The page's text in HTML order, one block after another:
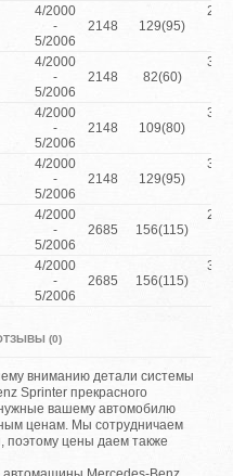
4/2000
-
5/2006
2148 129(95)
213
4/2000
-
5/2006
2148 82(60)
308
4/2000
-
5/2006
2148 109(80)
311
4/2000
-
5/2006
2148 129(95)
313
4/2000
-
5/2006
2685 156(115)
216
4/2000
-
5/2006
2685 156(115)
316
(0)
вниманию детали системы
Sprinter прекрасного
вашему автомобилю
ценам. Мы сотрудничаем
поэтому цены даем также